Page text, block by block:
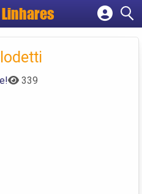
Linhares
empresa
conta
339